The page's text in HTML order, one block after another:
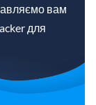
вам
для